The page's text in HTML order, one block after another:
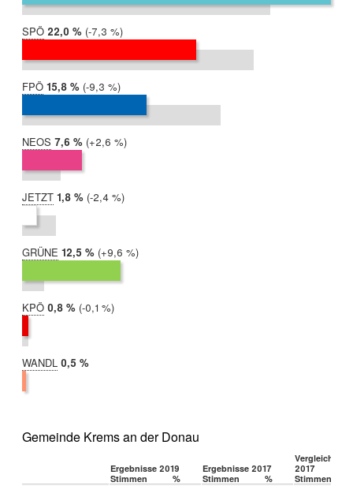
SPÖ 2019:
22,0 %
2017:
29,3 %
Differenz:
-7,3 %
FPÖ 2019:
15,8 %
2017:
25,1 %
Differenz:
-9,3 %
NEOS 2019:
7,6 %
2017:
4,9 %
Differenz:
+2,6 %
JETZT 2019:
1,8 %
2017:
4,3 %
Differenz:
-2,4 %
GRÜNE 2019:
12,5 %
2017:
2,8 %
Differenz:
+9,6 %
KPÖ 2019:
0,8 %
2017:
0,8 %
Differenz:
-0,1 %
WANDL 2019:
0,5 %
Gemeinde Krems an der Donau
Ergebnisse 2019 Ergebnisse 2017
Vergleich
2017
Stimmen
% Stimmen % Stimmen